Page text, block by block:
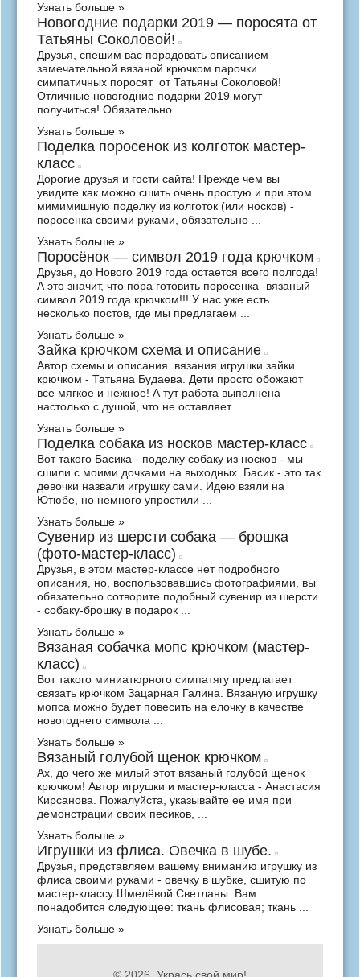
Узнать больше »
Новогодние подарки 2019 — поросята от
Татьяны Соколовой!
Друзья, спешим вас порадовать описанием
замечательной вязаной крючком парочки
симпатичных поросят от Татьяны Соколовой!
Отличные новогодние подарки 2019 могут
получиться! Обязательно ...
Узнать больше »
Поделка поросенок из колготок мастер-
класс
Дорогие друзья и гости сайта! Прежде чем вы
увидите как можно сшить очень простую и при этом
мимимишную поделку из колготок (или носков) -
поросенка своими руками, обязательно ...
Узнать больше »
Поросёнок — символ 2019 года крючком
Друзья, до Нового 2019 года остается всего полгода!
А это значит, что пора готовить поросенка -вязаный
символ 2019 года крючком!!! У нас уже есть
несколько постов, где мы предлагаем ...
Узнать больше »
Зайка крючком схема и описание
Автор схемы и описания вязания игрушки зайки
крючком - Татьяна Будаева. Дети просто обожают
все мягкое и нежное! А тут работа выполнена
настолько с душой, что не оставляет ...
Узнать больше »
Поделка собака из носков мастер-класс
Вот такого Басика - поделку собаку из носков - мы
сшили с моими дочками на выходных. Басик - это так
девочки назвали игрушку сами. Идею взяли на
Ютюбе, но немного упростили ...
Узнать больше »
Сувенир из шерсти собака — брошка
(фото-мастер-класс)
Друзья, в этом мастер-классе нет подробного
описания, но, воспользовавшись фотографиями, вы
обязательно сотворите подобный сувенир из шерсти
- собаку-брошку в подарок ...
Узнать больше »
Вязаная собачка мопс крючком (мастер-
класс)
Вот такого миниатюрного симпатягу предлагает
связать крючком Зацарная Галина. Вязаную игрушку
мопса можно будет повесить на елочку в качестве
новогоднего символа ...
Узнать больше »
Вязаный голубой щенок крючком
Ах, до чего же милый этот вязаный голубой щенок
крючком! Автор игрушки и мастер-класса - Анастасия
Кирсанова. Пожалуйста, указывайте ее имя при
демонстрации своих песиков, ...
Узнать больше »
Игрушки из флиса. Овечка в шубе.
Друзья, представляем вашему вниманию игрушку из
флиса своими руками - овечку в шубке, сшитую по
мастер-классу Шмелёвой Светланы. Вам
понадобится следующее: ткань флисовая; ткань ...
Узнать больше »